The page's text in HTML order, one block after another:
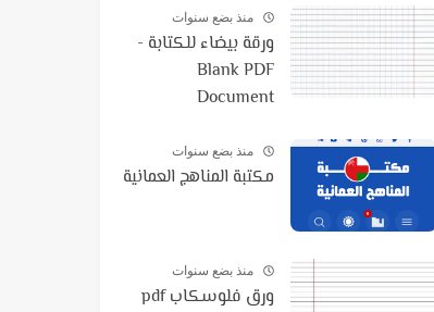
منذ بضع سنوات
ورقة بيضاء للكتابة -
Blank PDF
Document
منذ بضع سنوات
مكتبة المناهج العمانية
منذ بضع سنوات
ورق فلوسكاب pdf